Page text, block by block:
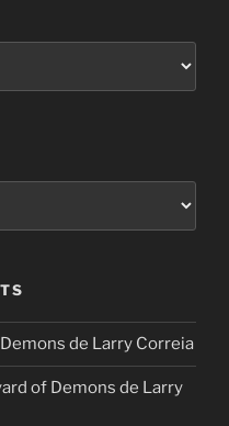
de Larry Correia
of Demons de Larry